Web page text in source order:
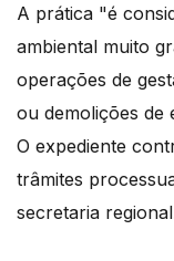
A prática "é
ambiental muito
operações de
ou demolições de
O expediente
trâmites
secretaria